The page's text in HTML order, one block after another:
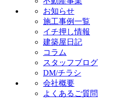
お知らせ
施工事例一覧
イチ押し情報
建築屋日記
コラム
スタッフブログ
DM/チラシ
会社概要
よくあるご質問